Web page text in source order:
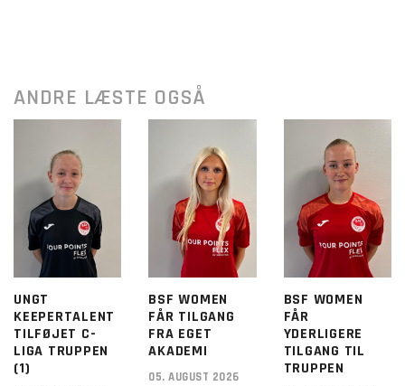
ANDRE LÆSTE OGSÅ
UNGT
KEEPERTALENT
TILFØJET C-
LIGA TRUPPEN
(1)
BSF WOMEN
FÅR TILGANG
FRA EGET
AKADEMI
05. AUGUST 2026
BSF WOMEN
FÅR
YDERLIGERE
TILGANG TIL
TRUPPEN